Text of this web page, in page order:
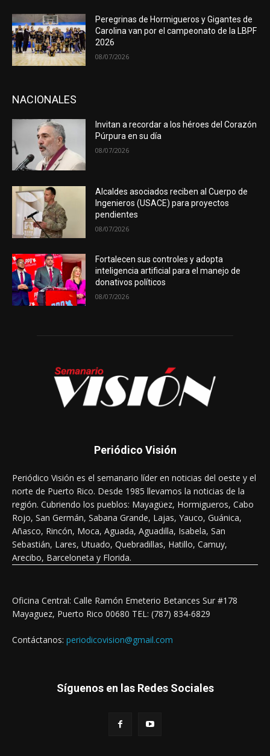
Peregrinas de Hormigueros y Gigantes de
Carolina van por el campeonato de la LBPF
2026
08/07/2026
NACIONALES
Invitan a recordar a los héroes del Corazón
Púrpura en su día
08/07/2026
Alcaldes asociados reciben al Cuerpo de
Ingenieros (USACE) para proyectos
pendientes
08/07/2026
Fortalecen sus controles y adopta
inteligencia artificial para el manejo de
donativos políticos
08/07/2026
Periódico Visión
Periódico Visión es el semanario líder en noticias del oeste y el
norte de Puerto Rico. Desde 1985 llevamos la noticias de la
región. Cubriendo los pueblos: Mayagüez, Hormigueros, Cabo
Rojo, San Germán, Sabana Grande, Lajas, Yauco, Guánica,
Añasco, Rincón, Moca, Aguada, Aguadilla, Isabela, San
Sebastián, Lares, Utuado, Quebradillas, Hatillo, Camuy,
Arecibo, Barceloneta y Florida.
Oficina Central: Calle Ramón Emeterio Betances Sur #178
Mayaguez, Puerto Rico 00680 TEL: (787) 834-6829
Contáctanos: periodicovision@gmail.com
Síguenos en las Redes Sociales